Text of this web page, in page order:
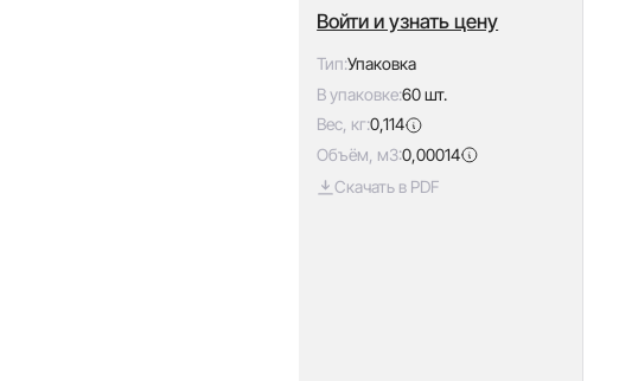
Войти и узнать цену
Тип:Упаковка
В упаковке:60 шт.
Вес, кг:0,114
Объём, м3:0,00014
Скачать в PDF